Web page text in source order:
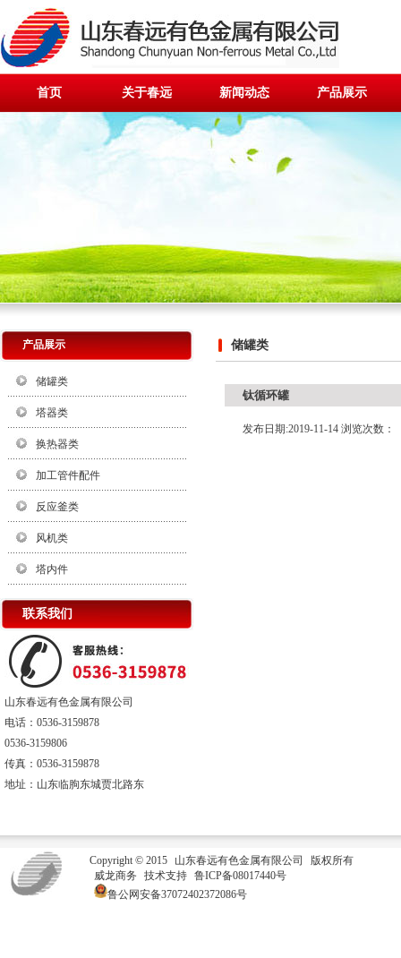
首页 关于春远 新闻动态 产品展示
产品展示
储罐类
塔器类
换热器类
加工管件配件
反应釜类
风机类
塔内件
联系我们
山东春远有色金属有限公司
电话：0536-3159878
0536-3159806
传真：0536-3159878
地址：山东临朐东城贾北路东
储罐类
钛循环罐
发布日期:2019-11-14 浏览次数：
Copyright © 2015 山东春远有色金属有限公司
版权所有
威龙商务
技术支持 鲁ICP备08017440号
鲁公网安备37072402372086号